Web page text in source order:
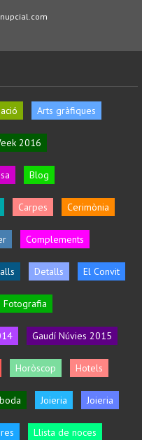
Arts gràfiques
2016
Blog
Carpes Cerimònia
Complements
Detalls El Convit
Fotografia
Gaudí Núvies 2015
Horòscop Hotels
Joieria Joieria
Llista de noces